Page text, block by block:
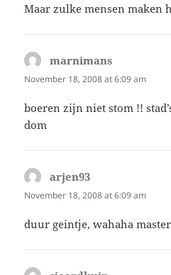
Maar zulke mensen maken
marnimans
November 18, 2008 at 6:09 am
boeren zijn niet stom !!
dom
arjen93
November 18, 2008 at 6:09 am
duur geintje, wahaha